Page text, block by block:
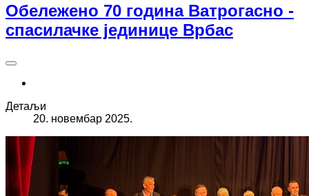
Обележено 70 година Ватрогасно -
спасилачке јединице Врбас
Детаљи
20. новембар 2025.